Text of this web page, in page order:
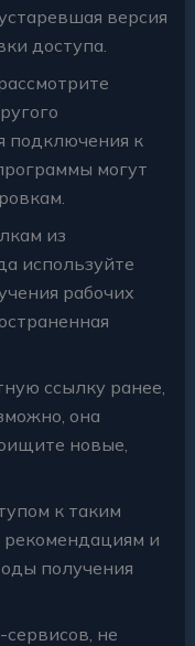
версия
доступа.
подключения к
могут
из
используйте
рабочих
ссылку ранее,
она
новые,
к таким
рекомендациям и
получения
не